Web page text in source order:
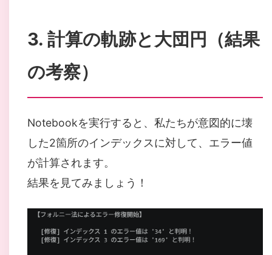
3. 計算の軌跡と大団円（結果
の考察）
Notebookを実行すると、私たちが意図的に壊
した2箇所のインデックスに対して、エラー値
が計算されます。
結果を見てみましょう！